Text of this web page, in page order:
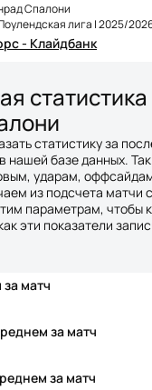
Спалони
лига | 2025/
- Kлайдбанк
статистику за
нашей базе данных.
ударам,
из подсчета матчи
параметрам, чтобы
эти показатели
матч
за матч
за матч